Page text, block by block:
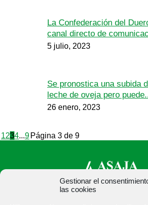
Gestionar el
las cookies
La Confederación del
canal directo de
5 julio, 2023
Se pronostica una subida
leche de oveja pero
26 enero, 2023
1234...9 Página 3 de 9